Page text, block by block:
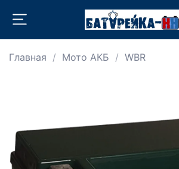
Главная Мото АКБ WBR